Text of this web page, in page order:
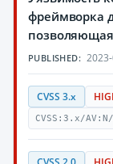
фреймворка
PUBLISHED:
CVSS 3.x
CVSS:3.x/